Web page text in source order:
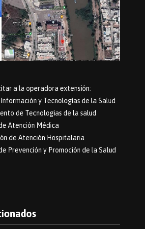
a la operadora extensión:
y Tecnologías de la Salud
de Tecnologias de la salud
Atención Médica
de Atención Hospitalaria
Prevención y Promoción de la Salud